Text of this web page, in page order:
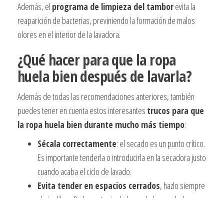
Además, el programa de limpieza del tamborevita la
reaparición de bacterias, previniendo la formación de malos
olores en el interior de la lavadora.
¿Qué hacer para que la ropa
huela bien después de lavarla?
Además de todas las recomendaciones anteriores, también
puedes tener en cuenta estos interesantes trucos para que
la ropa huela bien durante mucho más tiempo:
Sécala correctamente: el secado es un punto crítico.
Es importante tenderla o introducirla en la secadora justo
cuando acaba el ciclo de lavado.
Evita tender en espacios cerrados, hazlo siempre